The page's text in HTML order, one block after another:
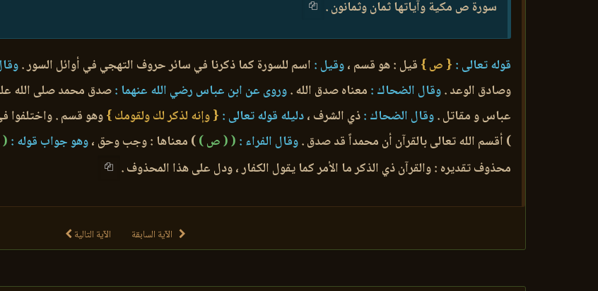
سورة ص مكية وآياتها ثمان وثمانون .
قوله تعالى : { ص } قيل : هو قسم ،وقيل : اسم للسورة كما ذكرنا في سائر حروف التهجي في أوائل السور .
وصادق الوعد .وقال الضحاك : معناه صدق الله .وروى عن ابن عباس رضي الله عنهما :صدق محمد صلى الله
عباس و مقاتل .وقال الضحاك :ذي الشرف ،دليله قوله تعالى : { وإنه لذكر لك ولقومك }وهو قسم . واختلفوا
) أقسم الله تعالى بالقرآن أن محمداً قد صدق .وقال الفراء : ( ( ص )) معناها : وجب وحق ،وهو جواب قوله : (
محذوف تقديره : والقرآن ذي الذكر ما الأمر كما يقول الكفار ، ودل على هذا المحذوف .
الآية السابقة الآية التالية